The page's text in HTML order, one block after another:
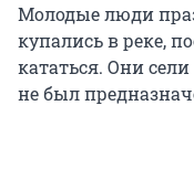
Молодые люди
купались в реке,
кататься. Они
не был